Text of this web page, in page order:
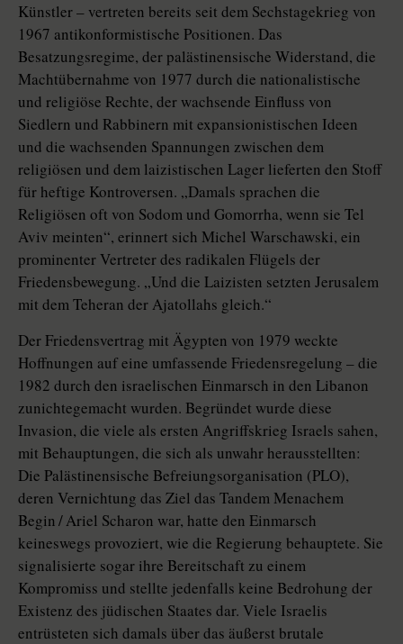
Künstler – vertreten bereits seit dem Sechstagekrieg von
1967 antikonformistische Positionen. Das
Besatzungsregime, der palästinensische Widerstand, die
Machtübernahme von 1977 durch die nationalistische
und religiöse Rechte, der wachsende Einfluss von
Siedlern und Rabbinern mit expansionistischen Ideen
und die wachsenden Spannungen zwischen dem
religiösen und dem laizistischen Lager lieferten den Stoff
für heftige Kontroversen. „Damals sprachen die
Religiösen oft von Sodom und Gomorrha, wenn sie Tel
Aviv meinten“, erinnert sich Michel Warschawski, ein
prominenter Vertreter des radikalen Flügels der
Friedensbewegung. „Und die Laizisten setzten Jerusalem
mit dem Teheran der Ajatollahs gleich.“
Der Friedensvertrag mit Ägypten von 1979 weckte
Hoffnungen auf eine umfassende Friedensregelung – die
1982 durch den israelischen Einmarsch in den Libanon
zunichtegemacht wurden. Begründet wurde diese
Invasion, die viele als ersten Angriffskrieg Israels sahen,
mit Behauptungen, die sich als unwahr herausstellten:
Die Palästinensische Befreiungsorganisation (PLO),
deren Vernichtung das Ziel das Tandem Menachem
Begin / Ariel Scharon war, hatte den Einmarsch
keineswegs provoziert, wie die Regierung behauptete. Sie
signalisierte sogar ihre Bereitschaft zu einem
Kompromiss und stellte jedenfalls keine Bedrohung der
Existenz des jüdischen Staates dar. Viele Israelis
entrüsteten sich damals über das äußerst brutale